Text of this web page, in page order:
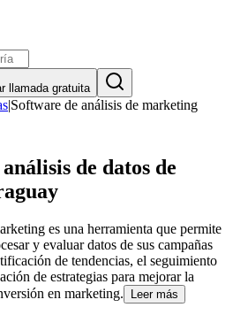
llamada gratuita
|Software de análisis de marketing
de datos de
es una herramienta que permite
y evaluar datos de sus campañas
de tendencias, el seguimiento
de estrategias para mejorar la
en marketing.
Leer más